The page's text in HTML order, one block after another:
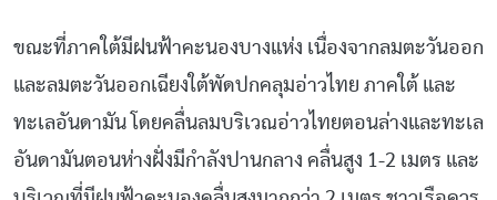
ขณะที่ภาคใต้มีฝนฟ้าคะนองบางแห่ง เนื่องจากลมตะวันออก
และลมตะวันออกเฉียงใต้พัดปกคลุมอ่าวไทย ภาคใต้ และ
ทะเลอันดามัน โดยคลื่นลมบริเวณอ่าวไทยตอนล่างและทะเล
อันดามันตอนห่างฝั่งมีกำลังปานกลาง คลื่นสูง 1-2 เมตร และ